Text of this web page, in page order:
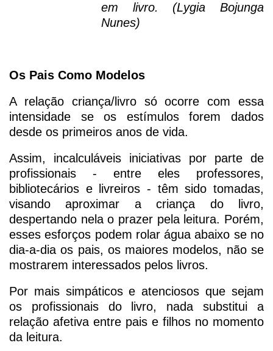
em livro. (Lygia Bojunga
Nunes)
Os Pais Como Modelos
A relação criança/livro só ocorre com essa
intensidade se os estímulos forem dados
desde os primeiros anos de vida.
Assim, incalculáveis iniciativas por parte de
profissionais - entre eles professores,
bibliotecários e livreiros - têm sido tomadas,
visando aproximar a criança do livro,
despertando nela o prazer pela leitura. Porém,
esses esforços podem rolar água abaixo se no
dia-a-dia os pais, os maiores modelos, não se
mostrarem interessados pelos livros.
Por mais simpáticos e atenciosos que sejam
os profissionais do livro, nada substitui a
relação afetiva entre pais e filhos no momento
da leitura.